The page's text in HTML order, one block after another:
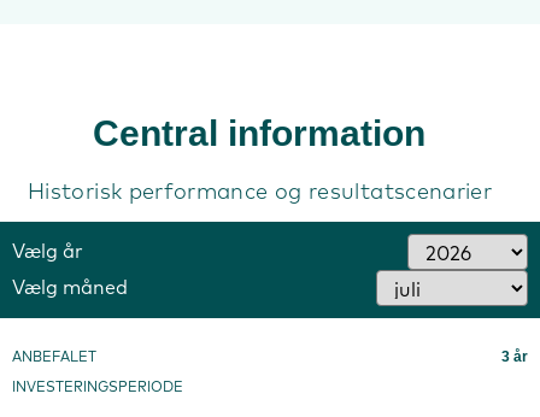
Central information
Historisk performance og resultatscenarier
Vælg år
Vælg måned
ANBEFALET
INVESTERINGSPERIODE
3 år